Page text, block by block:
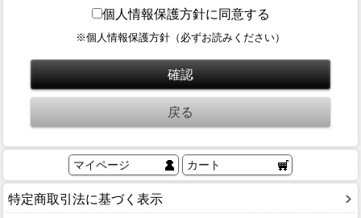
ブログ
会社概要
インフォメーション
個人情報保護方針に同意する
※個人情報保護方針（必ずお読みください）
マイページ カート
特定商取引法に基づく表示